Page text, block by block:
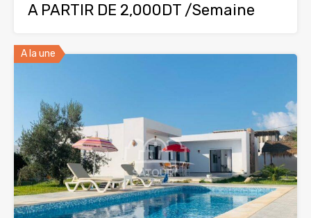
A PARTIR DE 2,000DT /Semaine
A la une